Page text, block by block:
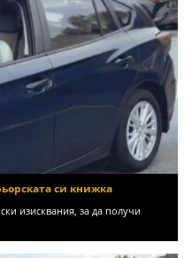
си книжка
изисквания, за да получи